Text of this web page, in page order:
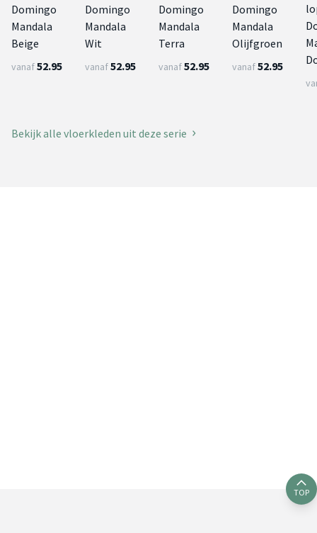
Domingo
Mandala
Beige
vanaf52.95
Domingo
Mandala
Wit
vanaf52.95
Domingo
Mandala
Terra
vanaf52.95
Domingo
Mandala
Olijfgroen
vanaf52.95
Bekijk alle vloerkleden uit deze serie
TOP